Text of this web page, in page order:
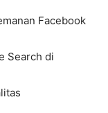
Facebook
Search di